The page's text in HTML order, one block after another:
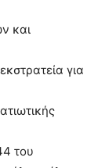
και
για
του